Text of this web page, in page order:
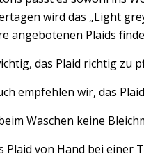
wird das „Light
angebotenen Plaids
das Plaid richtig zu
empfehlen wir, das
Waschen keine
Plaid von Hand bei einer